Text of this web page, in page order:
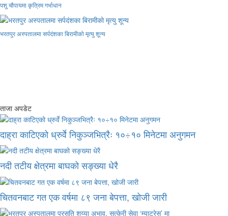
पशु चौपायमा कृत्रिम गर्भाधान
भरतपुर अस्पतालमा सर्पदंशका बिरामीको मृत्यु शून्य
ताजा अपडेट
दाह्रा काटिएको ध्रुर्वे निकुञ्जभित्रैः १०÷१० मिनेटमा अनुगमन
नदी तटीय क्षेत्रमा बाघको सङ्ख्या धेरै
चितवनबाट गत एक वर्षमा ८९ जना बेपत्ता, खोजी जारी